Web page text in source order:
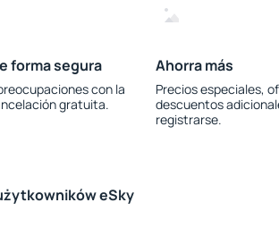
forma segura
con la
gratuita.
Ahorra más
Precios especiales,
descuentos
registrarse.
eSky